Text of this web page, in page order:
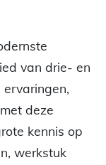
van drie- en
deze
kennis op
werkstuk